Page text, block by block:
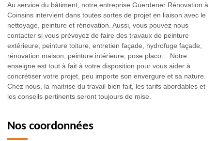
Au service du bâtiment, notre entreprise Guerdener Rénovation à
Coinsins intervient dans toutes sortes de projet en liaison avec le
nettoyage, peinture et rénovation. Aussi, vous pouvez nous
contacter si vous prévoyez de faire des travaux de peinture
extérieure, peinture toiture, entretien façade, hydrofuge façade,
rénovation maison, peinture intérieure, pose placo… Notre
enseigne est tout à fait à votre disposition pour vous aider à
concrétiser votre projet, peu importe son envergure et sa nature.
Chez nous, la maitrise du travail bien fait, les tarifs abordables et
les conseils pertinents seront toujours de mise.
Nos coordonnées